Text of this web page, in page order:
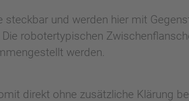
und werden hier mit
robotertypischen
werden.
direkt ohne zusätzliche Klärung